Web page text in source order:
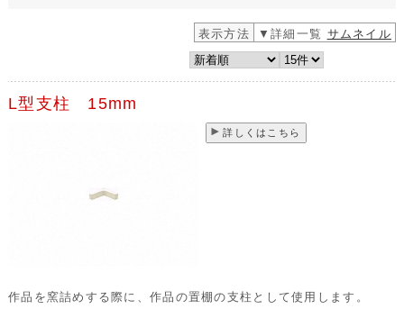
表示方法 ▼詳細一覧 サムネイル
L型支柱 15mm
詳しくはこちら
作品を窯詰めする際に、作品の置棚の支柱として使用します。